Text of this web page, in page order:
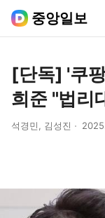
중앙일보
[단독] '쿠
희준 "법리
석경민, 김성진